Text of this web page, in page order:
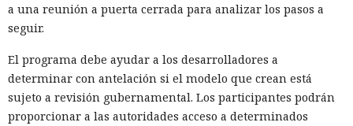
a una reunión a puerta cerrada para analizar los pasos a
seguir.
El programa debe ayudar a los desarrolladores a
determinar con antelación si el modelo que crean está
sujeto a revisión gubernamental. Los participantes podrán
proporcionar a las autoridades acceso a determinados